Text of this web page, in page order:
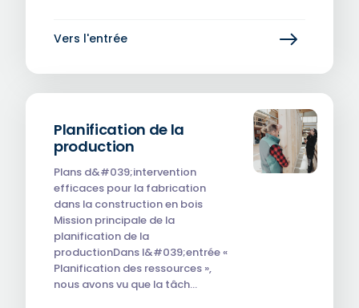
Vers l'entrée
Planification de la
production
Plans d&#039;intervention
efficaces pour la fabrication
dans la construction en bois ‎
Mission principale de la
planification de la
productionDans l&#039;entrée «
Planification des ressources »,
nous avons vu que la tâch…